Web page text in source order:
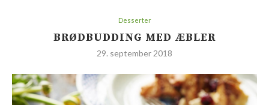
Desserter
BRØDBUDDING MED ÆBLER
29. september 2018